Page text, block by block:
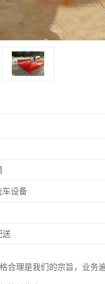
车设备
送
合理是我们的宗旨，业务